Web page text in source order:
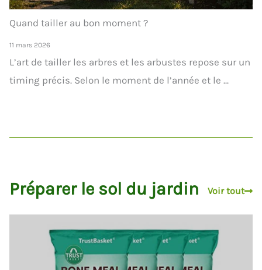
Quand tailler au bon moment ?
11 mars 2026
L’art de tailler les arbres et les arbustes repose sur un
timing précis. Selon le moment de l’année et le ...
Préparer le sol du jardin Voir tout